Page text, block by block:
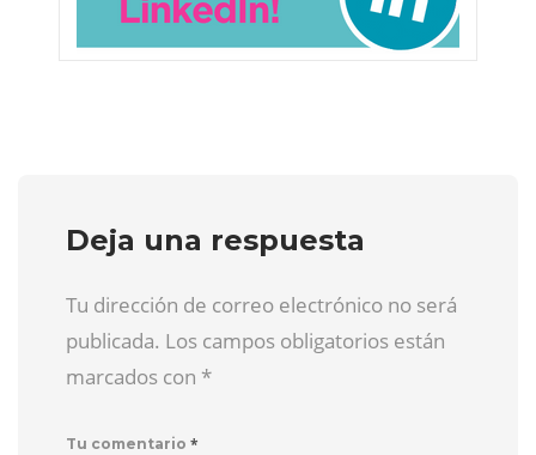
Deja una respuesta
Tu dirección de correo electrónico no será
publicada. Los campos obligatorios están
marcados con *
Tu comentario *